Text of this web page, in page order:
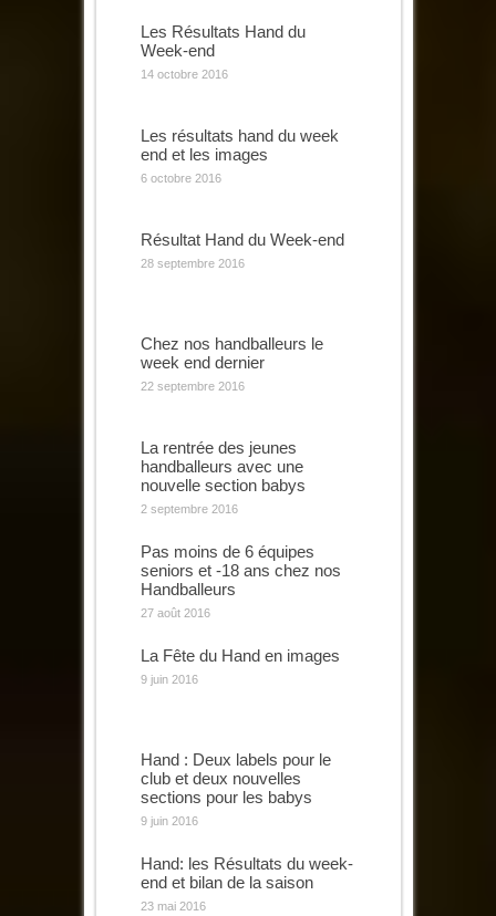
Les Résultats Hand du
Week-end
14 octobre 2016
Les résultats hand du week
end et les images
6 octobre 2016
Résultat Hand du Week-end
28 septembre 2016
Chez nos handballeurs le
week end dernier
22 septembre 2016
La rentrée des jeunes
handballeurs avec une
nouvelle section babys
2 septembre 2016
Pas moins de 6 équipes
seniors et -18 ans chez nos
Handballeurs
27 août 2016
La Fête du Hand en images
9 juin 2016
Hand : Deux labels pour le
club et deux nouvelles
sections pour les babys
9 juin 2016
Hand: les Résultats du week-
end et bilan de la saison
23 mai 2016